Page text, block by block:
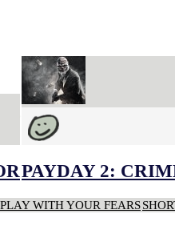
PAYDAY 2:
WITH YOUR FEARS